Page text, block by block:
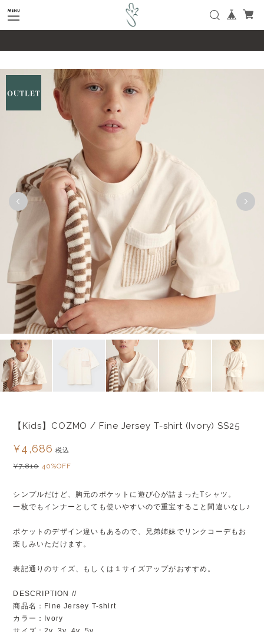
google-site-verification=SHQu5n4yz7-
tPsbAaiX89DBKMypZL6raQx7JsECLt-4
【Kids】COZMO / Fine Jersey T-shirt (Ivory) SS25
¥4,686 税込
¥7,810 40%OFF
シンプルだけど、胸元のポケットに遊び心が詰まったTシャツ。
一枚でもインナーとしても使いやすいので重宝すること間違いなし♪
ポケットのデザイン違いもあるので、兄弟姉妹でリンクコーデもお
楽しみいただけます。
表記通りのサイズ、もしくは１サイズアップがおすすめ。
DESCRIPTION //
商品名：Fine Jersey T-shirt
カラー：Ivory